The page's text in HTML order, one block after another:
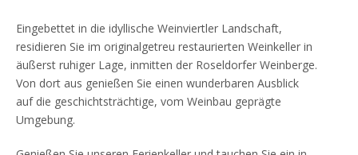
Eingebettet in die idyllische Weinviertler Landschaft,
residieren Sie im originalgetreu restaurierten Weinkeller in
äußerst ruhiger Lage, inmitten der Roseldorfer Weinberge.
Von dort aus genießen Sie einen wunderbaren Ausblick
auf die geschichtsträchtige, vom Weinbau geprägte
Umgebung.